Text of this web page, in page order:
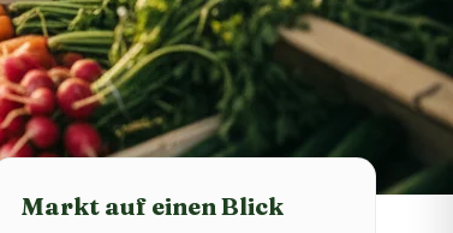
Markt auf einen Blick